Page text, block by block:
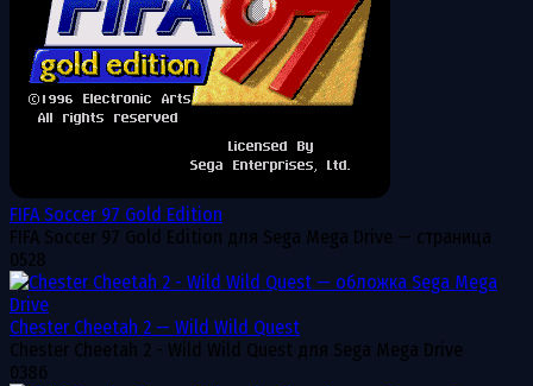
FIFA Soccer 97 Gold Edition
FIFA Soccer 97 Gold Edition для Sega Mega Drive — страница
0528
Chester Cheetah 2 — Wild Wild Quest
Chester Cheetah 2 - Wild Wild Quest для Sega Mega Drive
0386